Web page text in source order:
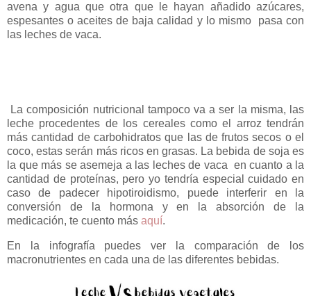
avena y agua que otra que le hayan añadido azúcares,
espesantes o aceites de baja calidad y lo mismo pasa con
las leches de vaca.
La composición nutricional tampoco va a ser la misma, las
leche procedentes de los cereales como el arroz tendrán
más cantidad de carbohidratos que las de frutos secos o el
coco, estas serán más ricos en grasas. La bebida de soja es
la que más se asemeja a las leches de vaca en cuanto a la
cantidad de proteínas, pero yo tendría especial cuidado en
caso de padecer hipotiroidismo, puede interferir en la
conversión de la hormona y en la absorción de la
medicación, te cuento más aquí.
En la infografía puedes ver la comparación de los
macronutrientes en cada una de las diferentes bebidas.